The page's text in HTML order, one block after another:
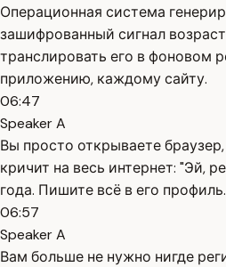
Операционная система
зашифрованный сигнал
транслировать его в фоновом
приложению, каждому сайту.
06:47
Speaker A
Вы просто открываете
кричит на весь интернет: "Эй,
года. Пишите всё в его
06:57
Speaker A
Вам больше не нужно нигде